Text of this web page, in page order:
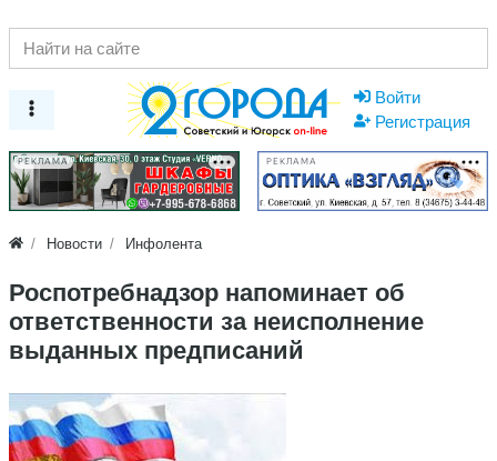
Войти
Регистрация
РЕКЛАМА РЕКЛАМА
Новости Инфолента
Роспотребнадзор напоминает об
ответственности за неисполнение
выданных предписаний